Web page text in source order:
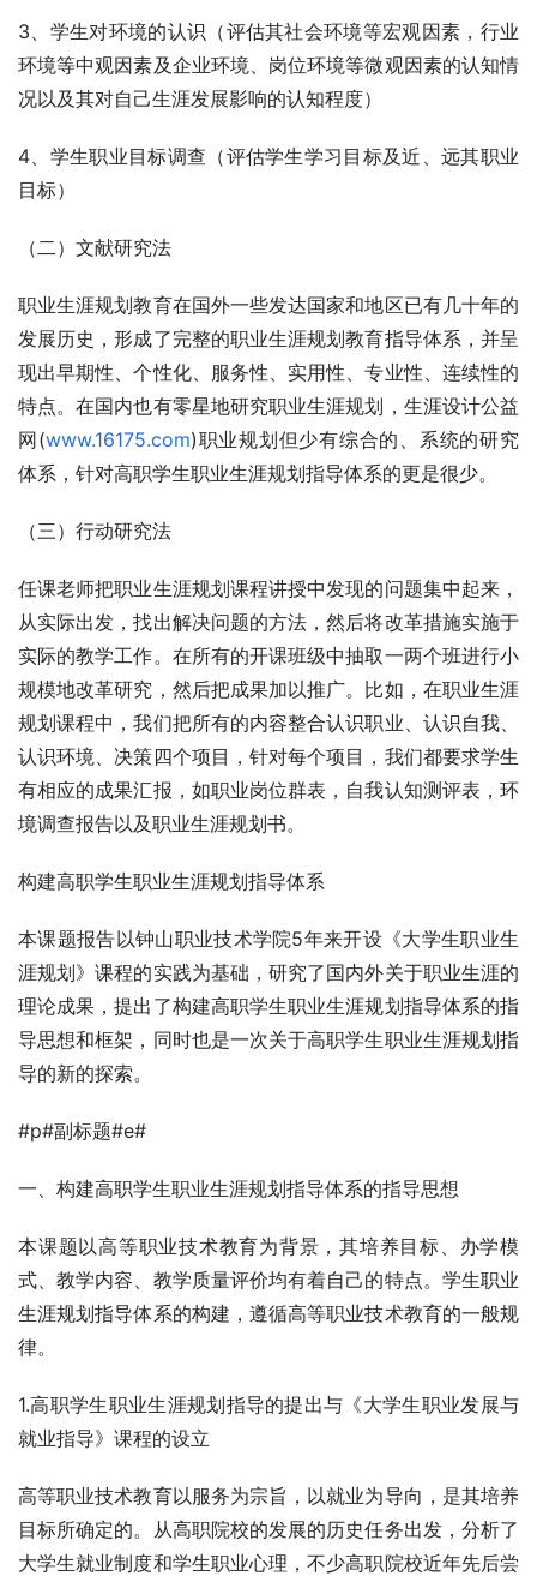
3、学生对环境的认识（评估其社会环境等宏观因素，行业
环境等中观因素及企业环境、岗位环境等微观因素的认知情
况以及其对自己生涯发展影响的认知程度）
4、学生职业目标调查（评估学生学习目标及近、远其职业
目标）
（二）文献研究法
职业生涯规划教育在国外一些发达国家和地区已有几十年的
发展历史，形成了完整的职业生涯规划教育指导体系，并呈
现出早期性、个性化、服务性、实用性、专业性、连续性的
特点。在国内也有零星地研究职业生涯规划，生涯设计公益
网(www.16175.com)职业规划但少有综合的、系统的研究
体系，针对高职学生职业生涯规划指导体系的更是很少。
（三）行动研究法
任课老师把职业生涯规划课程讲授中发现的问题集中起来，
从实际出发，找出解决问题的方法，然后将改革措施实施于
实际的教学工作。在所有的开课班级中抽取一两个班进行小
规模地改革研究，然后把成果加以推广。比如，在职业生涯
规划课程中，我们把所有的内容整合认识职业、认识自我、
认识环境、决策四个项目，针对每个项目，我们都要求学生
有相应的成果汇报，如职业岗位群表，自我认知测评表，环
境调查报告以及职业生涯规划书。
构建高职学生职业生涯规划指导体系
本课题报告以钟山职业技术学院5年来开设《大学生职业生
涯规划》课程的实践为基础，研究了国内外关于职业生涯的
理论成果，提出了构建高职学生职业生涯规划指导体系的指
导思想和框架，同时也是一次关于高职学生职业生涯规划指
导的新的探索。
#p#副标题#e#
一、构建高职学生职业生涯规划指导体系的指导思想
本课题以高等职业技术教育为背景，其培养目标、办学模
式、教学内容、教学质量评价均有着自己的特点。学生职业
生涯规划指导体系的构建，遵循高等职业技术教育的一般规
律。
1.高职学生职业生涯规划指导的提出与《大学生职业发展与
就业指导》课程的设立
高等职业技术教育以服务为宗旨，以就业为导向，是其培养
目标所确定的。从高职院校的发展的历史任务出发，分析了
大学生就业制度和学生职业心理，不少高职院校近年先后尝